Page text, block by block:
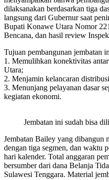
dilaksanakan berdasarkan tiga
langsung dari Gubernur saat
Bupati Konawe Utara Nomor
Bencana, dan hasil review
Tujuan pembangunan jembatan
1. Memulihkan konektivitas
Utara;
2. Menjamin kelancaran
3. Menunjang pelayanan dasar
kegiatan ekonomi.
Jembatan ini sudah bisa
Jembatan Bailey yang dibangun
dengan tiga segmen, dan waktu
hari kalender. Total anggaran
bersumber dari dana Belanja
Sulawesi Tenggara. Material